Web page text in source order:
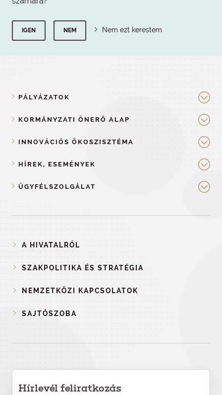
IGEN NEM Nem ezt kerestem
PÁLYÁZATOK
KORMÁNYZATI ÖNERŐ ALAP
INNOVÁCIÓS ÖKOSZISZTÉMA
HÍREK, ESEMÉNYEK
ÜGYFÉLSZOLGÁLAT
A HIVATALRÓL
SZAKPOLITIKA ÉS STRATÉGIA
NEMZETKÖZI KAPCSOLATOK
SAJTÓSZOBA
Hírlevél feliratkozás